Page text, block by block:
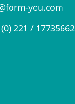
you.com
221 / 17735662